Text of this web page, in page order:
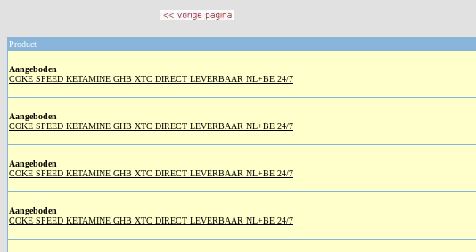
Product
Aangeboden
COKE SPEED KETAMINE GHB XTC DIRECT LEVERBAAR NL+BE 24/7
Aangeboden
COKE SPEED KETAMINE GHB XTC DIRECT LEVERBAAR NL+BE 24/7
Aangeboden
COKE SPEED KETAMINE GHB XTC DIRECT LEVERBAAR NL+BE 24/7
Aangeboden
COKE SPEED KETAMINE GHB XTC DIRECT LEVERBAAR NL+BE 24/7